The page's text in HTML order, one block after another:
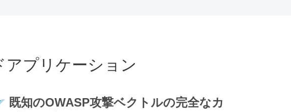
アプリケーション
既知のOWASP攻撃ベクトルの完全なカ